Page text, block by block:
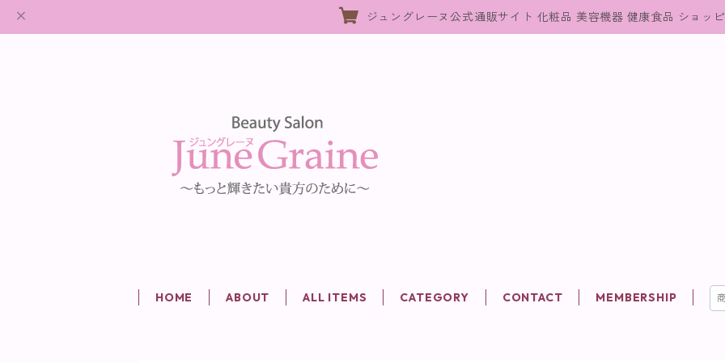
ジュングレーヌ公式通販サイト 化粧品 美容機器 健康食品 ショッ
HOME ABOUT ALL ITEMS CATEGORY CONTACT MEMBERSHIP